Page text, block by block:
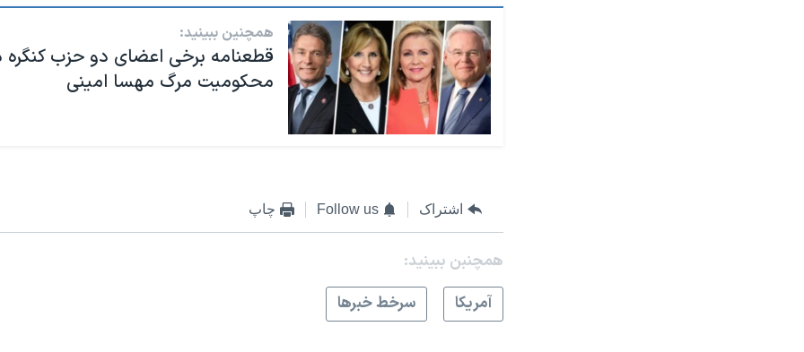
همچنین ببینید:
قطعنامه برخی اعضای دو حزب کنگره
محکومیت مرگ مهسا امینی
اشتراک Follow us چاپ
همچنبن ببینید:
آمريکا
سرخط خبرها